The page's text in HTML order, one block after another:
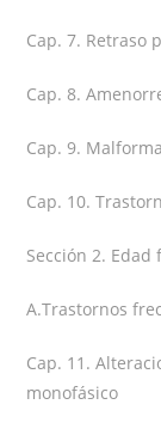
Cap. 7. Retraso
Cap. 8.
Cap. 9.
Cap. 10.
Sección 2. Edad
A.Trastornos
Cap. 11.
monofásico